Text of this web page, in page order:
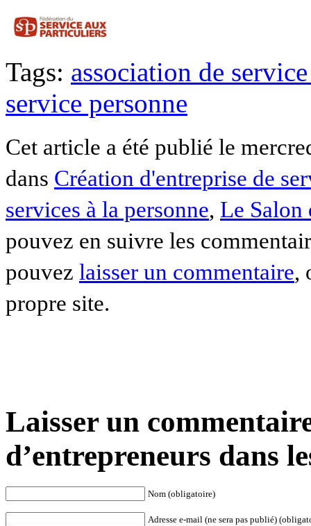
Tags: association de
service personne
Cet article a été publié le
dans Création d'entreprise de
services à la personne, Le Salon
pouvez en suivre les
pouvez laisser un commentaire,
propre site.
Laisser un
d’entrepreneurs dans
Nom (obligatoire)
Adresse e-mail (ne sera pas publié)